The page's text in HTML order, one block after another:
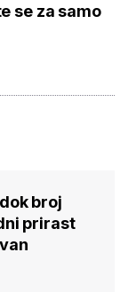
se za samo
broj
prirast